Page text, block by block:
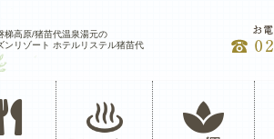
梯高原/猪苗代温泉湯元の
ンリゾート ホテルリステル猪苗代